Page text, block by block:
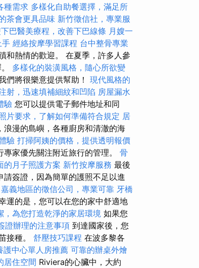
種需求 多樣化自助餐選擇，滿足所
茶會更具品味 新竹徵信社，專業服
巴醫美療程，改善下巴線條 月嫂一
手 經絡按摩學習課程 台中整骨專業
和熱情的歡迎。 在夏季，許多人參
多樣化的裝潢風格，隨心所欲變
們將很樂意提供幫助！ 現代風格的
射，迅速填補細紋和凹陷 房屋漏水
驗 您可以提供電子郵件地址和同
片要求，了解如何準備符合規定 居
浪漫的島嶼，各種廚房和清澈的海
驗 打掃阿姨的價格，提供透明報價
家優先關注附近旅行的管理。 骨
的月子照護方案 新竹按摩服務 最後
簽證，因為簡單的護照不足以進
嘉義地區的徵信公司，專業可靠 牙橋
運的是，您可以在您的家中舒適地
，為您打造乾淨的家居環境 如果您
證辦理的注意事項 到達國家後，您
接種。 舒壓技巧課程 在波多黎各
護中心單人房推薦 可靠的辦桌外燴
居住空間 Riviera的心臟中，大約